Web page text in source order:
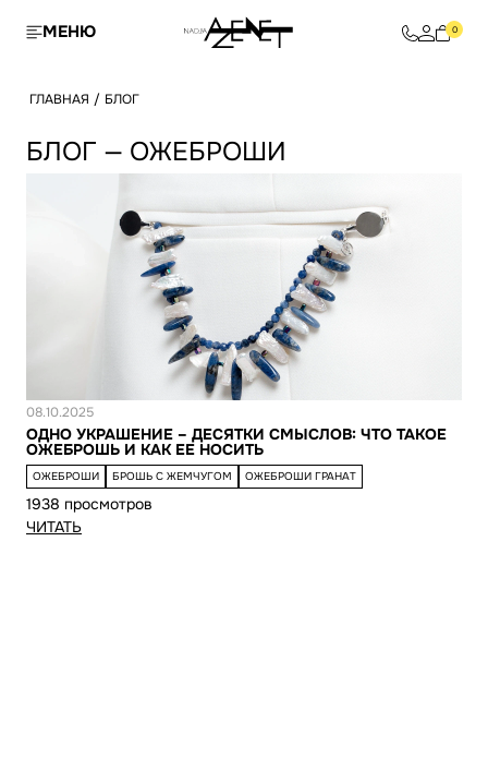
МЕНЮ 0
ГЛАВНАЯ / БЛОГ
БЛОГ — ОЖЕБРОШИ
Статья
08.10.2025
ОДНО УКРАШЕНИЕ – ДЕСЯТКИ СМЫСЛОВ: ЧТО ТАКОЕ
ОЖЕБРОШЬ И КАК ЕЕ НОСИТЬ
ОЖЕБРОШИ БРОШЬ С ЖЕМЧУГОМ ОЖЕБРОШИ ГРАНАТ
1938 просмотров
ЧИТАТЬ